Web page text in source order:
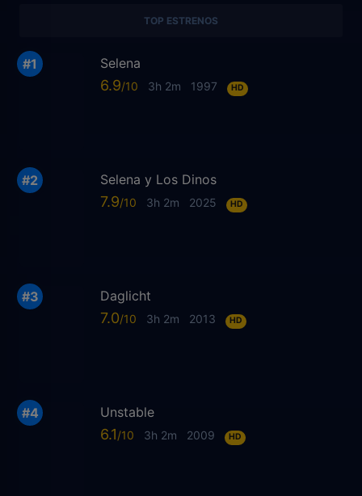
TOP ESTRENOS
Selena
6.9 3h 2m 1997 HD
Selena y Los Dinos
7.9 3h 2m 2025 HD
Daglicht
7.0 3h 2m 2013 HD
Unstable
6.1 3h 2m 2009 HD